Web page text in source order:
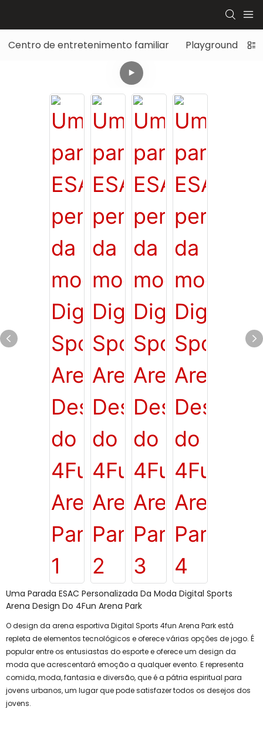
Centro de entretenimento familiar Playground
Uma Parada ESAC Personalizada Da Moda Digital Sports
Arena Design Do 4Fun Arena Park
O design da arena esportiva Digital Sports 4fun Arena Park está
repleta de elementos tecnológicos e oferece várias opções de jogo. É
popular entre os entusiastas do esporte e oferece um design da
moda que acrescentará emoção a qualquer evento. E representa
comida, moda, fantasia e diversão, que é a pátria espiritual para
jovens urbanos, um lugar que pode satisfazer todos os desejos dos
jovens.